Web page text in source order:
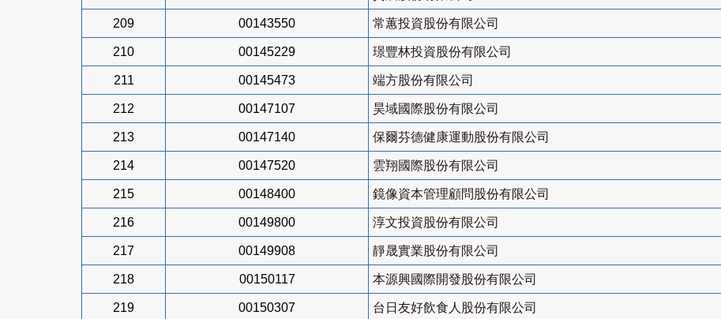
209 00143550 常蕙投資股份有限公司
210 00145229 璟豐林投資股份有限公司
211 00145473 端方股份有限公司
212 00147107 昊域國際股份有限公司
213 00147140 保爾芬德健康運動股份有限公司
214 00147520 雲翔國際股份有限公司
215 00148400 鏡像資本管理顧問股份有限公司
216 00149800 淳文投資股份有限公司
217 00149908 靜晟實業股份有限公司
218 00150117 本源興國際開發股份有限公司
219 00150307 台日友好飲食人股份有限公司